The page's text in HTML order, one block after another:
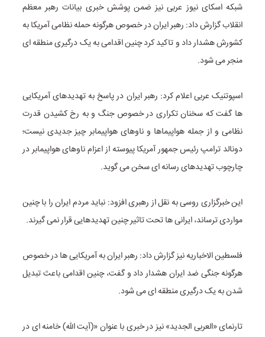
شبکه اسکای نیوز عربی نیز ضمن پوشش خبری بیانات رهبر معظم
انقلاب گزارش داد: رهبر ایران در خصوص هرگونه حمله نظامی آمریکا به
کشورش هشدار داد و تاکید کرد چنین اقدامی به یک درگیری منطقه ای
منجر می شود.
اسپوتنیک عربی اعلام کرد: رهبر ایران در پاسخ به تهدیدهای آمریکایی
ها گفت که سخنان تکراری در خصوص جنگ و به رخ کشیدن قدرت
نظامی و از جمله هواپیماها و ناوهای هواپیمابر چیز جدیدی نیست؛
دونالد ترامپ رئیس جمهور آمریکا پیوسته از اعزام ناوهای هواپیمابر در
چارچوب تهدیدهای رسانه ای سخن می گوید.
این خبرگزاری روسی به نقل از رهبری افزود: نباید مردم ایران را با چنین
مواردی ترساند، ایرانی ها تحت تاثیر چنین تهدیدهایی قرار نمی گیرند.
فلسطین الاخباریه نیز گزارش داد: رهبر ایران به آمریکایی ها در خصوص
هرگونه جنگی ضد ایران هشدار داد و گفت، چنین اقدامی باعث تبدیل
شدن به یک درگیری منطقه ای می شود.
تارنمای «العربی الجدید» نیز در خبری با عنوان «(آیت الله) خامنه ای در